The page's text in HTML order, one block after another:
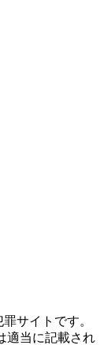
サイトです。
適当に記載され